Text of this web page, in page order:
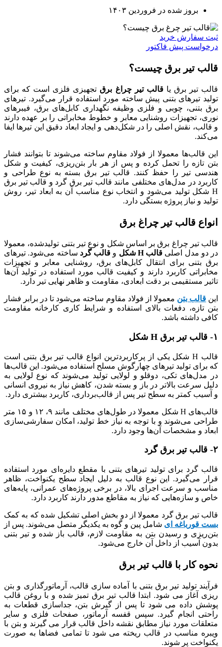
بروز شده در فروردین ۱۴۰۳
ثبت سفارش خرید
درخواست پیش فاکتور
قالب تیر برق چیست؟
قالب تیر برق یاقالب تیر چراغ برق تجهیزی فلزی است که برای
تولید تیرهای بتنی پیش ساخته مورد استفاده قرار می‌گیرد. تیرهای
برق بتنی، چوبی و فلزی وظیفه نگهداری کابل‌های برق، فیبرهای
نوری، تجهیزات روشنایی معابر و خطوط مخابراتی را بر عهده دارند
و قالب، نقش اصلی را در شکل‌دهی و ایجاد ابعاد دقیق این تیرها ایفا
می‌کند.
این قالب‌ها معمولا از فولاد مقاوم ساخته می‌شوند تا بتوانند فشار
بتن تازه را تحمل کرده و پس از هر بار بتن‌ریزی، کیفیت و شکل
هندسی تیر را حفظ کنند. قالب تیر برق بسته به نوع طراحی و
کاربرد در مدل‌های مختلفی مانند قالب تیر برق گرد و قالب تیر برق
H شکل تولید می‌شود و انتخاب نوع مناسب آن به ابعاد تیر، روش
تولید و نیاز پروژه بستگی دارد.
انواع قالب تیر چراغ برق
قالب تیر چراغ برق بر اساس شکل و نوع تیر بتنی تولیدشده، معمولا
در دو مدل اصلی قالب H شکل و قالب گرد ساخته می‌شود. تیرهای
برق بتنی برای انتقال کابل‌های برق، روشنایی معابر و تجهیزات
مخابراتی کاربرد دارند و کیفیت قالب مورد استفاده در تولید آن‌ها
تاثیر مستقیمی بر دقت ابعادی، مقاومت و ظاهر نهایی تیر دارد.
اینقالب بتن معمولا از فولاد مقاوم ساخته می‌شود تا در برابر فشار
بتن تازه، دفعات بالای استفاده و شرایط کاری کارخانه مقاومت
کافی داشته باشد.
۱- قالب تیر برق H شکل
قالب H شکل یکی از پرکاربردترین انواع قالب تیر برق بتنی است
که برای تولید تیرهای چهارگوش مسلح استفاده می‌شود. این قالب‌ها
در مدل‌های تکی، دوقلو و لولایی تولید می‌شوند که نوع لولایی به
دلیل سرعت بالاتر در باز و بسته شدن، کاهش نیاز به نیروی انسانی
و آسیب کمتر به سطح تیر پس از قالب‌برداری، کاربرد بیشتری دارد.
قالب‌های H شکل معمولا در طول‌های مختلف مانند ۹، ۱۲ و ۱۵ متر
طراحی می‌شوند و با توجه به نیاز خط تولید، امکان سفارشی‌سازی
ابعاد و مشخصات آن‌ها وجود دارد.
۲- قالب تیر برق گرد
قالب گرد برای تولید تیرهای بتنی با مقطع دایره‌ای مورد استفاده
قرار می‌گیرد. این نوع قالب به دلیل ایجاد سطح یکنواخت، ظاهر
مناسب و سرعت اجرای بالا، در برخی پروژه‌های عمرانی، پایه‌های
خاص و سازه‌هایی که نیاز به مقاطع مدور دارند کاربرد دارد.
قالب تیر برق گرد معمولا از دو بخش اصلی تشکیل شده که به کمک
بست قورباغه ای شامل پین و گوه به یکدیگر متصل می‌شوند. پس از
بتن‌ریزی و رسیدن بتن به مقاومت لازم، قالب باز شده و تیر بتنی
بدون آسیب از داخل آن خارج می‌شود.
نحوه کار با قالب تیر برق
فرآیند تولید تیر برق بتنی با آماده سازی قالب، آرماتورگذاری و بتن
ریزی آغاز می شود. ابتدا قالب تیر برق تمیز شده و با روغن قالب
پوشش داده می شود تا پس از گیرش بتن، جداسازی قطعات به
راحتی انجام گیرد. سپس قفسه آرماتور، صفحات فلزی و سایر
متعلقات مورد نیاز مطابق نقشه داخل قالب قرار می گیرند و بتن با
ویبره مناسب در قالب ریخته می شود تا تمامی فضاها به صورت
یکنواخت پر شوند.